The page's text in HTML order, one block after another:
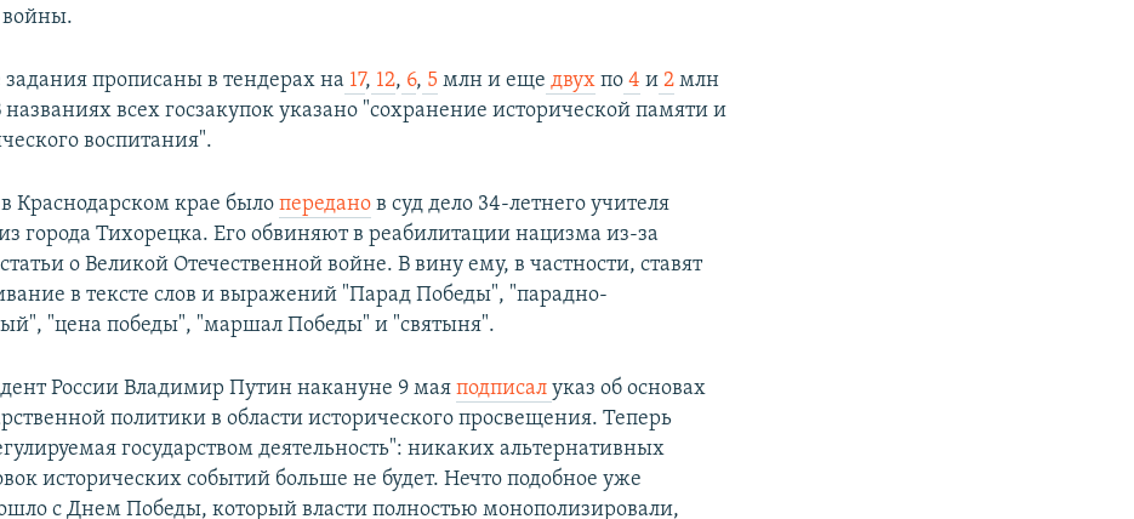
прописаны в тендерах на 17, 12, 6, 5 млн и еще двух по 4 и 2 млн
названиях всех госзакупок указано "сохранение исторической памяти и
воспитания".
Краснодарском крае былопередано в суд дело 34-летнего учителя
города Тихорецка. Его обвиняют в реабилитации нацизма из-за
о Великой Отечественной войне. В вину ему, в частности, ставят
в тексте слов и выражений "Парад Победы", "парадно-
"цена победы", "маршал Победы" и "святыня".
России Владимир Путин накануне 9 мая подписал указ об основах
политики в области исторического просвещения. Теперь
государством деятельность": никаких альтернативных
исторических событий больше не будет. Нечто подобное уже
с Днем Победы, который власти полностью монополизировали,